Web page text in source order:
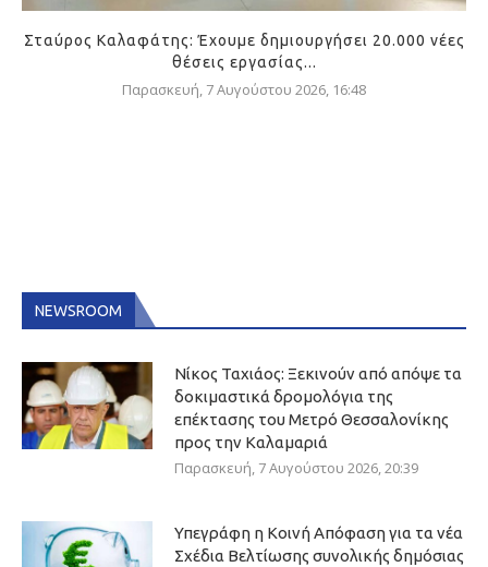
Σταύρος Καλαφάτης: Έχουμε δημιουργήσει 20.000 νέες
θέσεις εργασίας...
Παρασκευή, 7 Αυγούστου 2026, 16:48
NEWSROOM
Νίκος Ταχιάος: Ξεκινούν από απόψε τα
δοκιμαστικά δρομολόγια της
επέκτασης του Μετρό Θεσσαλονίκης
προς την Καλαμαριά
Παρασκευή, 7 Αυγούστου 2026, 20:39
Υπεγράφη η Κοινή Απόφαση για τα νέα
Σχέδια Βελτίωσης συνολικής δημόσιας